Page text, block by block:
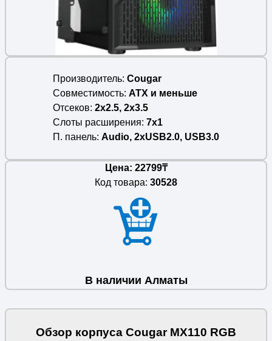
Производитель Cougar
Совместимость ATX и меньше
Отсеков 2x2.5, 2x3.5
Слоты расширения 7x1
П. панель Audio, 2xUSB2.0, USB3.0
Цена: 22799₸
Код товара: 30528
В наличии Алматы
Обзор корпуса Cougar MX110 RGB